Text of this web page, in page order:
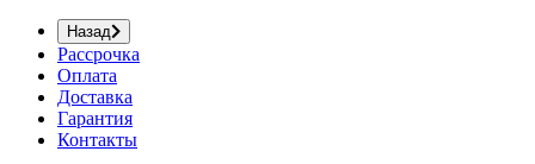
Назад
Рассрочка
Оплата
Доставка
Гарантия
Контакты